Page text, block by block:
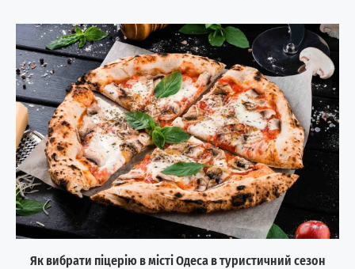
Як вибрати піцерію в місті Одеса в туристичний сезон